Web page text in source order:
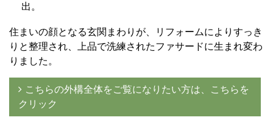
出。
住まいの顔となる玄関まわりが、リフォームによりすっき
りと整理され、上品で洗練されたファサードに生まれ変わ
りました。
こちらの外構全体をご覧になりたい方は、こちらを
クリック